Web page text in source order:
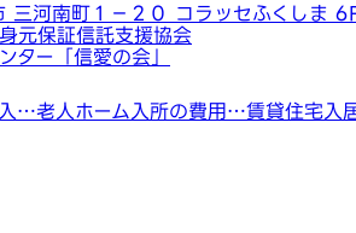
三河南町１−２０ コラッセふくしま
元保証信託支援協会
ター「信愛の会」
入…老人ホーム入所の費用…賃貸住宅入